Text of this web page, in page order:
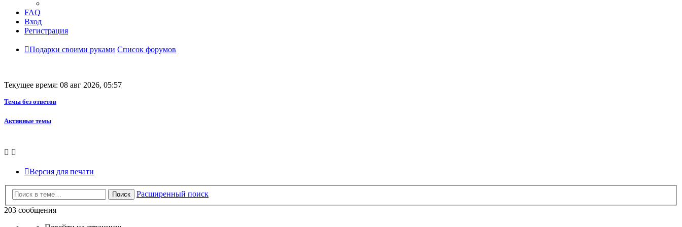
FAQ
Вход
Регистрация
Подарки своими руками Список форумов
Текущее время: 08 авг 2026, 05:57
Темы без ответов
Активные темы
Версия для печати
Поиск
Расширенный поиск
203 сообщения